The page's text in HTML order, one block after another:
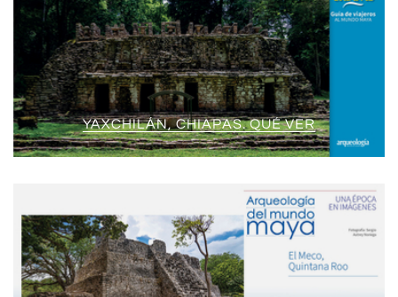
YAXCHILÁN, CHIAPAS. QUÉ VER